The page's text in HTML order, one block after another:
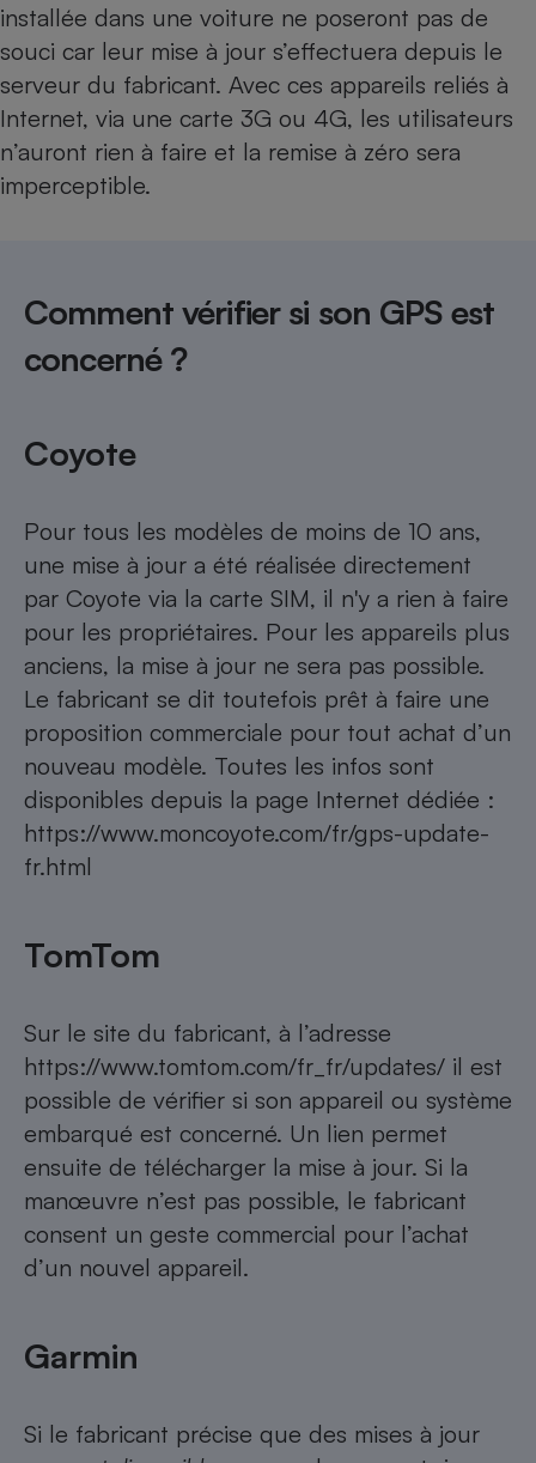
installée dans une voiture ne poseront pas de
souci car leur mise à jour s’effectuera depuis le
serveur du fabricant. Avec ces appareils reliés à
Internet, via une carte 3G ou 4G, les utilisateurs
n’auront rien à faire et la remise à zéro sera
imperceptible.
Comment vérifier si son GPS est
concerné ?
Coyote
Pour tous les modèles de moins de 10 ans,
une mise à jour a été réalisée directement
par Coyote via la carte SIM, il n'y a rien à faire
pour les propriétaires. Pour les appareils plus
anciens, la mise à jour ne sera pas possible.
Le fabricant se dit toutefois prêt à faire une
proposition commerciale pour tout achat d’un
nouveau modèle. Toutes les infos sont
disponibles depuis la page Internet dédiée :
https://www.moncoyote.com/fr/gps-update-
fr.html
TomTom
Sur le site du fabricant, à l’adresse
https://www.tomtom.com/fr_fr/updates/ il est
possible de vérifier si son appareil ou système
embarqué est concerné. Un lien permet
ensuite de télécharger la mise à jour. Si la
manœuvre n’est pas possible, le fabricant
consent un geste commercial pour l’achat
d’un nouvel appareil.
Garmin
Si le fabricant précise que des mises à jour
Robot ménager